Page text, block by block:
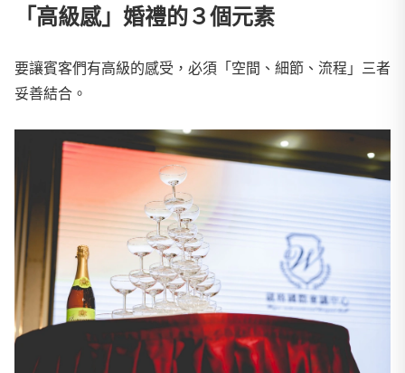
「高級感」婚禮的３個元素
要讓賓客們有高級的感受，必須「空間、細節、流程」三者
妥善結合。